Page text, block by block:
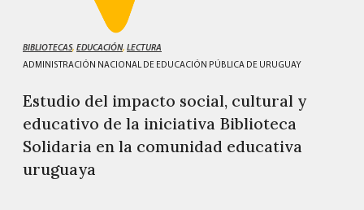
BIBLIOTECAS, EDUCACIÓN, LECTURA
ADMINISTRACIÓN NACIONAL DE EDUCACIÓN PÚBLICA DE URUGUAY
Estudio del impacto social, cultural y
educativo de la iniciativa Biblioteca
Solidaria en la comunidad educativa
uruguaya